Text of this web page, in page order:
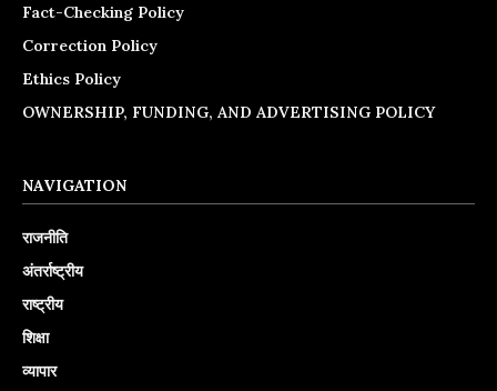
Fact-Checking Policy
Correction Policy
Ethics Policy
OWNERSHIP, FUNDING, AND ADVERTISING POLICY
NAVIGATION
राजनीति
अंतर्राष्ट्रीय
राष्ट्रीय
शिक्षा
व्यापार